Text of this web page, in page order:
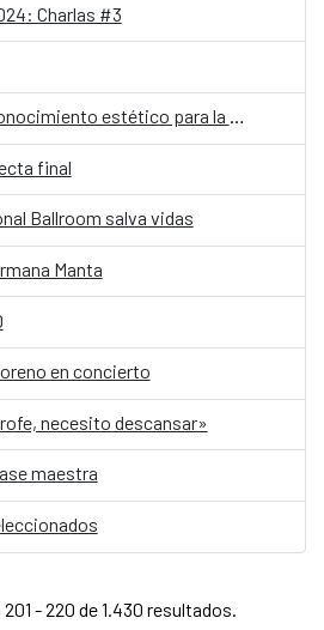
Charlas #3
Vía mística de autoconocimiento estético para la creación contemporánea
final
Ballroom salva vidas
Manta
en concierto
necesito descansar»
maestra
- 220 de 1.430 resultados.